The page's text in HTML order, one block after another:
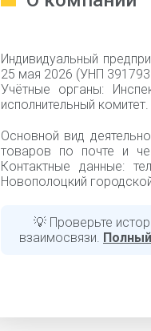
Индивидуальный
25 мая 2026 (УНП
Учётные органы:
исполнительный комитет.
Основной вид
товаров по почте и
Контактные данные:
Новополоцкий
💡 Проверьте
взаимосвязи.